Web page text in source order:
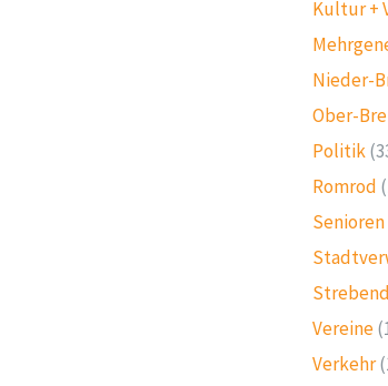
Kultur +
Nieder-
Ober-
Politik
Romrod
Senioren
Vereine
Verkehr